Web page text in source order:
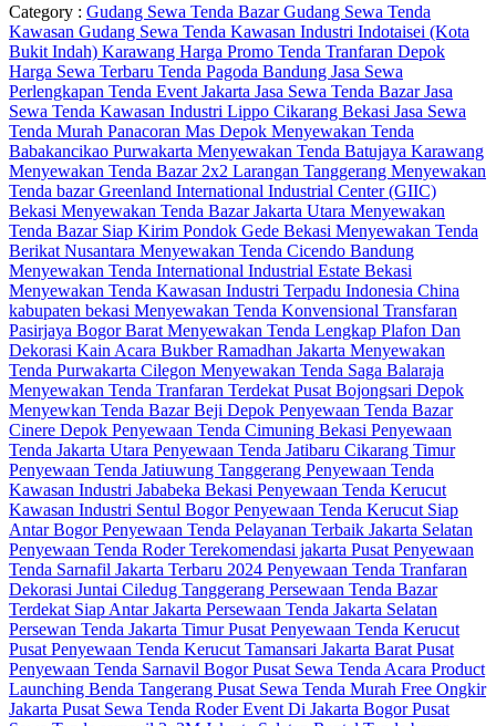
Category : Gudang Sewa Tenda BazarGudang Sewa Tenda
Kawasan Gudang Sewa Tenda Kawasan Industri Indotaisei (Kota
Bukit Indah) Karawang Harga Promo Tenda Tranfaran Depok
Harga Sewa Terbaru Tenda Pagoda Bandung Jasa Sewa
Perlengkapan Tenda Event Jakarta Jasa Sewa Tenda BazarJasa
Sewa Tenda Kawasan Industri Lippo Cikarang Bekasi Jasa Sewa
Tenda Murah Panacoran Mas Depok Menyewakan Tenda
Babakancikao Purwakarta Menyewakan Tenda Batujaya Karawang
Menyewakan Tenda Bazar 2x2 Larangan Tanggerang Menyewakan
Tenda bazar Greenland International Industrial Center (GIIC)
Bekasi Menyewakan Tenda Bazar Jakarta Utara Menyewakan
Tenda Bazar Siap Kirim Pondok Gede Bekasi Menyewakan Tenda
Berikat Nusantara Menyewakan Tenda Cicendo Bandung
Menyewakan Tenda International Industrial Estate Bekasi
Menyewakan Tenda Kawasan Industri Terpadu Indonesia China
kabupaten bekasi Menyewakan Tenda Konvensional Transfaran
Pasirjaya Bogor Barat Menyewakan Tenda Lengkap Plafon Dan
Dekorasi Kain Acara Bukber Ramadhan Jakarta Menyewakan
Tenda Purwakarta Cilegon Menyewakan Tenda Saga Balaraja
Menyewakan Tenda Tranfaran Terdekat Pusat Bojongsari Depok
Menyewkan Tenda Bazar Beji Depok Penyewaan Tenda Bazar
Cinere Depok Penyewaan Tenda Cimuning Bekasi Penyewaan
Tenda Jakarta Utara Penyewaan Tenda Jatibaru Cikarang Timur
Penyewaan Tenda Jatiuwung Tanggerang Penyewaan Tenda
Kawasan Industri Jababeka Bekasi Penyewaan Tenda Kerucut
Kawasan Industri Sentul BogorPenyewaan Tenda Kerucut Siap
Antar BogorPenyewaan Tenda Pelayanan Terbaik Jakarta Selatan
Penyewaan Tenda Roder Terekomendasi jakarta Pusat Penyewaan
Tenda Sarnafil Jakarta Terbaru 2024 Penyewaan Tenda Tranfaran
Dekorasi Juntai Ciledug Tanggerang Persewaan Tenda Bazar
Terdekat Siap Antar Jakarta Persewaan Tenda Jakarta Selatan
Persewan Tenda Jakarta TimurPusat Penyewaan Tenda Kerucut
Pusat Penyewaan Tenda Kerucut Tamansari Jakarta Barat Pusat
Penyewaan Tenda Sarnavil BogorPusat Sewa Tenda Acara Product
Launching Benda Tangerang Pusat Sewa Tenda Murah Free Ongkir
Jakarta Pusat Sewa Tenda Roder Event Di Jakarta BogorPusat